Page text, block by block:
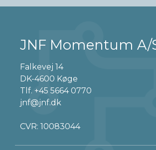
JNF Momentum A/
Falkevej 14
DK-4600 Køge
Tlf. +45 5664 0770
jnf@jnf.dk
CVR: 10083044